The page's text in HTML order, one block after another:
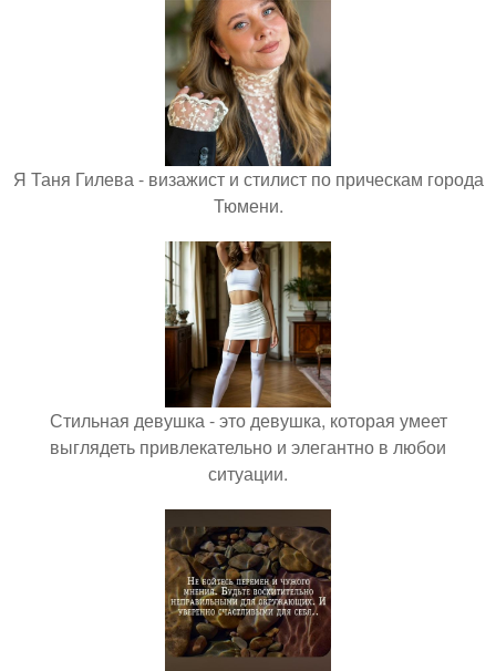
Я Таня Гилева - визажист и стилист по прическам города
Тюмени.
Стильная девушка - это девушка, которая умеет
выглядеть привлекательно и элегантно в любои
ситуации.